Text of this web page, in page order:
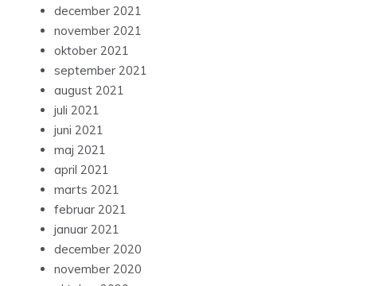
december 2021
november 2021
oktober 2021
september 2021
august 2021
juli 2021
juni 2021
maj 2021
april 2021
marts 2021
februar 2021
januar 2021
december 2020
november 2020